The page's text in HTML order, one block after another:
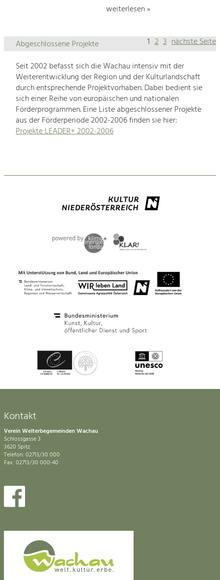
weiterlesen »
1 2 3 nächste Seite
Abgeschlossene Projekte
Seit 2002 befasst sich die Wachau intensiv mit der
Weiterentwicklung der Region und der Kulturlandschaft
durch entsprechende Projektvorhaben. Dabei bedient sie
sich einer Reihe von europäischen und nationalen
Förderprogrammen. Eine Liste abgeschlossener Projekte
aus der Förderperiode 2002-2006 finden sie hier:
Projekte LEADER+ 2002-2006
Kontakt
Verein Welterbegemeinden Wachau
Schlossgasse 3
3620 Spitz
Telefon: 02713/30 000
Fax: 02713/30 000-40